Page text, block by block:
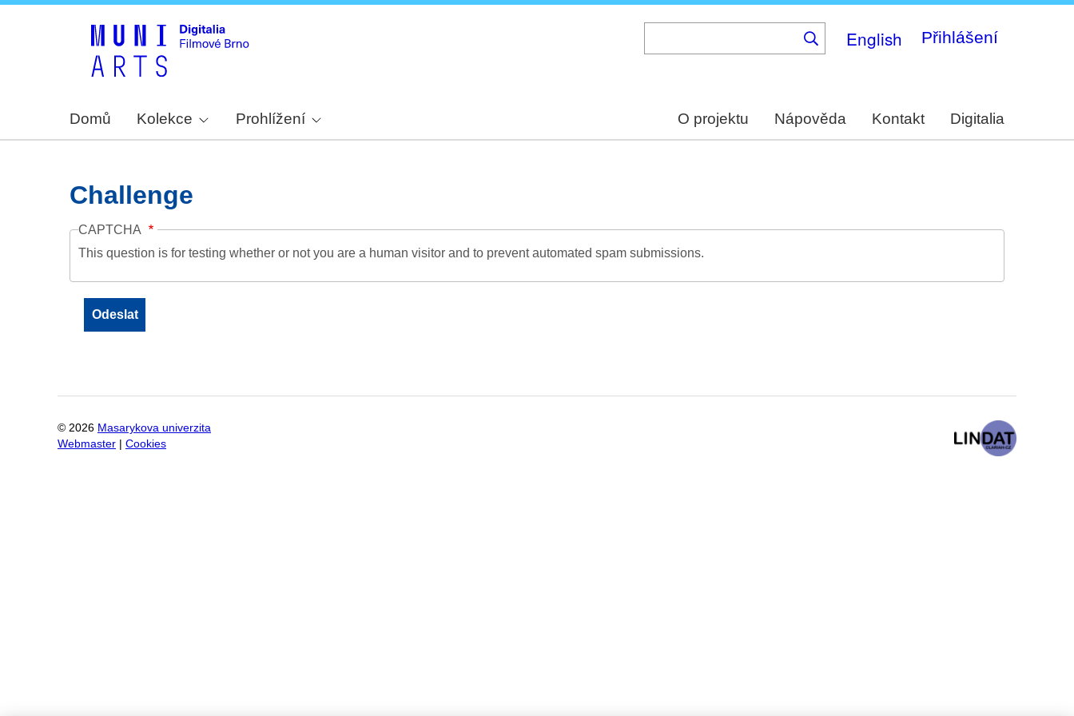
English Přihlášení
Domů Kolekce Prohlížení O projektu Nápověda Kontakt Digitalia
Challenge
CAPTCHA
This question is for testing whether or not you are a human visitor and to prevent automated spam submissions.
© 2026 Masarykova univerzita
Webmaster
Cookies